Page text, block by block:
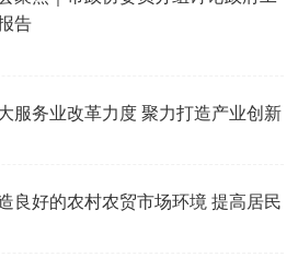
告
服务业改革力度 聚力打造产业创新
良好的农村农贸市场环境 提高居民